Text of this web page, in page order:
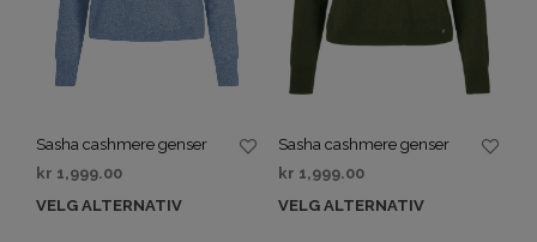
Sasha cashmere genser
kr 1,999.00
VELG ALTERNATIV
Sasha cashmere genser
kr 1,999.00
VELG ALTERNATIV